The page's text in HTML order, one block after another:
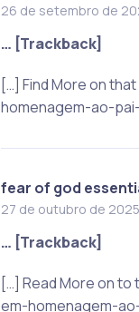
26 de setembro de
… [Trackback]
[…] Find More on
homenagem-ao-
fear of god
27 de outubro de 2025
… [Trackback]
[…] Read More on
em-homenagem-